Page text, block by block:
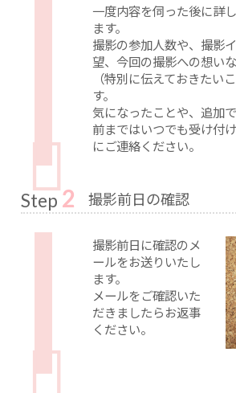
一度内容を伺った後に詳
ます。
撮影の参加人数や、撮影
望、今回の撮影への想い
（特別に伝えておきたい
す。
気になったことや、追加
前まではいつでも受け付
にご連絡ください。
Step 2 撮影前日の確認
撮影前日に確認のメ
ールをお送りいたし
ます。
メールをご確認いた
だきましたらお返事
ください。